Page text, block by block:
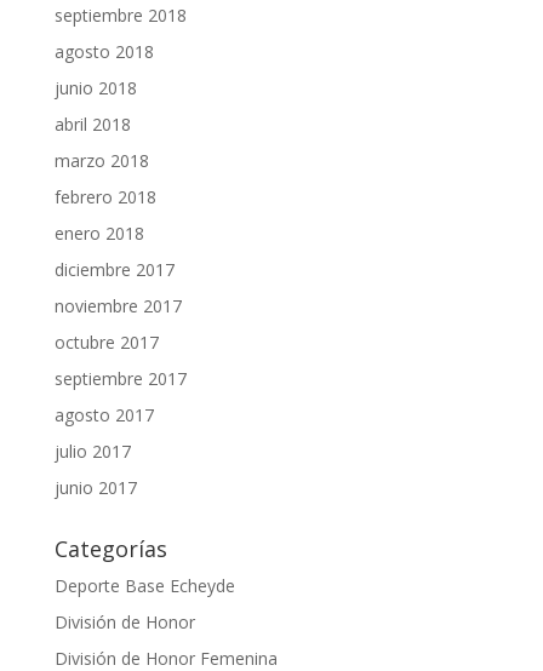
septiembre 2018
agosto 2018
junio 2018
abril 2018
marzo 2018
febrero 2018
enero 2018
diciembre 2017
noviembre 2017
octubre 2017
septiembre 2017
agosto 2017
julio 2017
junio 2017
Categorías
Deporte Base Echeyde
División de Honor
División de Honor Femenina